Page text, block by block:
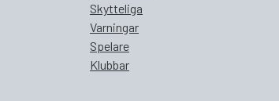
Skytteliga
Varningar
Spelare
Klubbar